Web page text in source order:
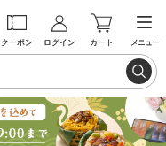
クーポン ログイン カート メニュー